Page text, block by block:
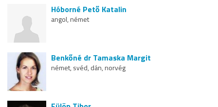
Hóborné Pető Katalin
angol, német
Benkőné dr Tamaska Margit
német, svéd, dán, norvég